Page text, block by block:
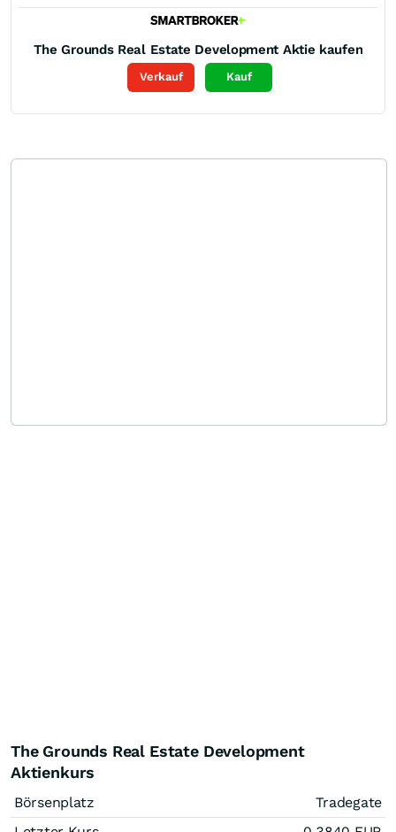
The Grounds Real Estate Development Aktie kaufen
Verkauf Kauf
The Grounds Real Estate Development
Aktienkurs
Börsenplatz
Tradegate